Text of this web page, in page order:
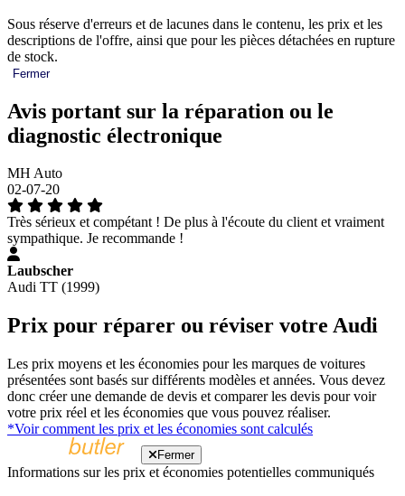
Sous réserve d'erreurs et de lacunes dans le contenu, les prix et les
descriptions de l'offre, ainsi que pour les pièces détachées en rupture
de stock.
Fermer
Avis portant sur la réparation ou le
diagnostic électronique
MH Auto
02-07-20
Très sérieux et compétant ! De plus à l'écoute du client et vraiment
sympathique. Je recommande !
Laubscher
Audi TT (1999)
Prix pour réparer ou réviser votre Audi
Les prix moyens et les économies pour les marques de voitures
présentées sont basés sur différents modèles et années. Vous devez
donc créer une demande de devis et comparer les devis pour voir
votre prix réel et les économies que vous pouvez réaliser.
*Voir comment les prix et les économies sont calculés
Fermer
Informations sur les prix et économies potentielles communiqués